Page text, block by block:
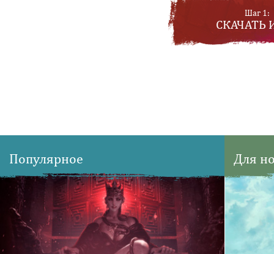
Шаг 1:
СКАЧАТЬ
Популярное Для